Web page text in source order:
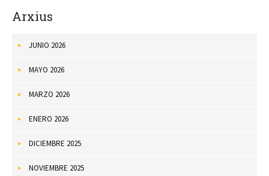
Arxius
JUNIO 2026
MAYO 2026
MARZO 2026
ENERO 2026
DICIEMBRE 2025
NOVIEMBRE 2025